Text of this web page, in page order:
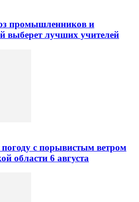
промышленников и
выберет лучших учителей
с порывистым ветром
области 6 августа